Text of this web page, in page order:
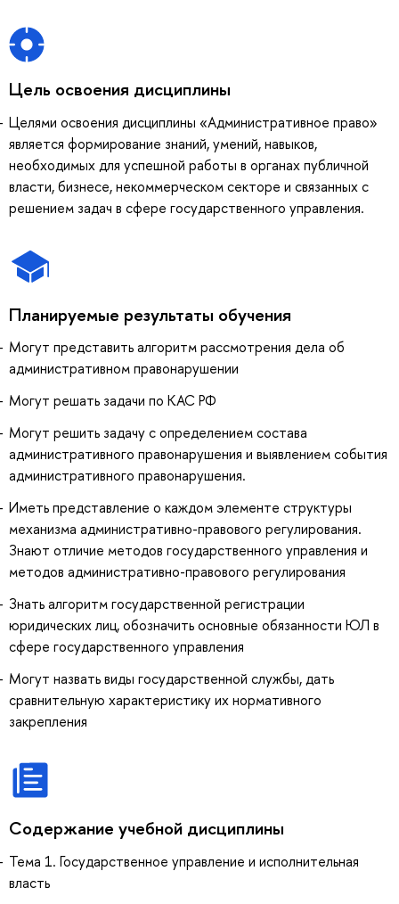
Цель освоения дисциплины
Целями освоения дисциплины «Административное право»
является формирование знаний, умений, навыков,
необходимых для успешной работы в органах публичной
власти, бизнесе, некоммерческом секторе и связанных с
решением задач в сфере государственного управления.
Планируемые результаты обучения
Могут представить алгоритм рассмотрения дела об
административном правонарушении
Могут решать задачи по КАС РФ
Могут решить задачу с определением состава
административного правонарушения и выявлением события
административного правонарушения.
Иметь представление о каждом элементе структуры
механизма административно-правового регулирования.
Знают отличие методов государственного управления и
методов административно-правового регулирования
Знать алгоритм государственной регистрации
юридических лиц, обозначить основные обязанности ЮЛ в
сфере государственного управления
Могут назвать виды государственной службы, дать
сравнительную характеристику их нормативного
закрепления
Содержание учебной дисциплины
Тема 1. Государственное управление и исполнительная
власть